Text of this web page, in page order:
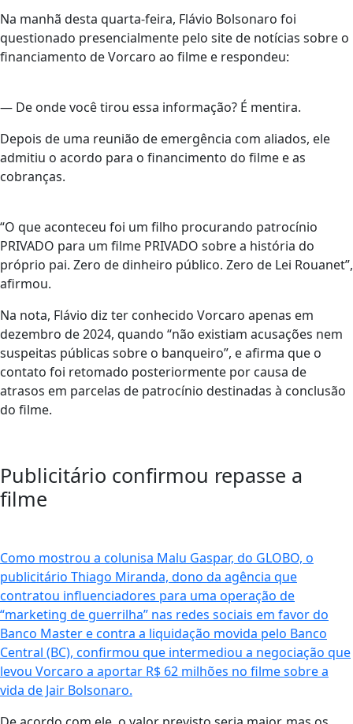
Na manhã desta quarta-feira, Flávio Bolsonaro foi
questionado presencialmente pelo site de notícias sobre o
financiamento de Vorcaro ao filme e respondeu:
— De onde você tirou essa informação? É mentira.
Depois de uma reunião de emergência com aliados, ele
admitiu o acordo para o financimento do filme e as
cobranças.
“O que aconteceu foi um filho procurando patrocínio
PRIVADO para um filme PRIVADO sobre a história do
próprio pai. Zero de dinheiro público. Zero de Lei Rouanet”,
afirmou.
Na nota, Flávio diz ter conhecido Vorcaro apenas em
dezembro de 2024, quando “não existiam acusações nem
suspeitas públicas sobre o banqueiro”, e afirma que o
contato foi retomado posteriormente por causa de
atrasos em parcelas de patrocínio destinadas à conclusão
do filme.
Publicitário confirmou repasse a
filme
Como mostrou a colunisa Malu Gaspar, do GLOBO, o
publicitário Thiago Miranda, dono da agência que
contratou influenciadores para uma operação de
“marketing de guerrilha” nas redes sociais em favor do
Banco Master e contra a liquidação movida pelo Banco
Central (BC), confirmou que intermediou a negociação que
levou Vorcaro a aportar R$ 62 milhões no filme sobre a
vida de Jair Bolsonaro.